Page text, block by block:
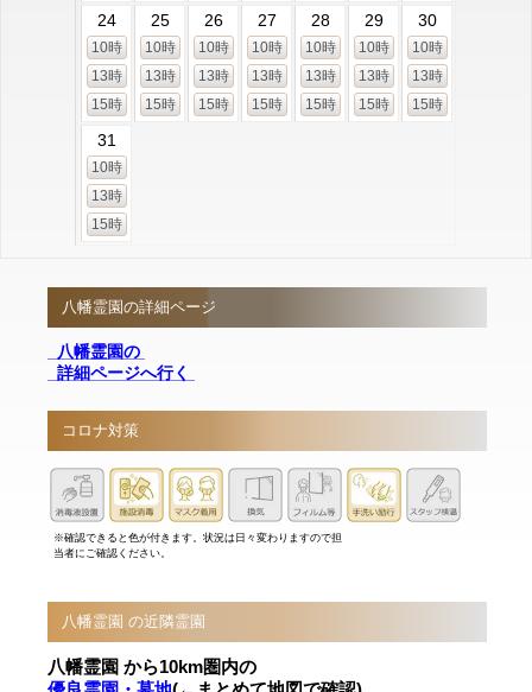
24
10時
13時
15時
25
10時
13時
15時
26
10時
13時
15時
27
10時
13時
15時
28
10時
13時
15時
29
10時
13時
15時
30
10時
13時
15時
31
10時
13時
15時
八幡霊園の詳細ページ
八幡霊園の
詳細ページへ行く
コロナ対策
※確認できると色が付きます。状況は日々変わりますので担
当者にご確認ください。
八幡霊園 の近隣霊園
八幡霊園 から10km圏内の